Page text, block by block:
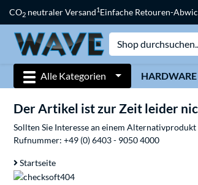
CO2 neutraler Versand1Einfache Retouren-
Alle Kategorien HARDWARE
Der Artikel ist zur Zeit leider
Sollten Sie Interesse an einem
Rufnummer: +49 (0) 6403 - 9050 4000
Startseite